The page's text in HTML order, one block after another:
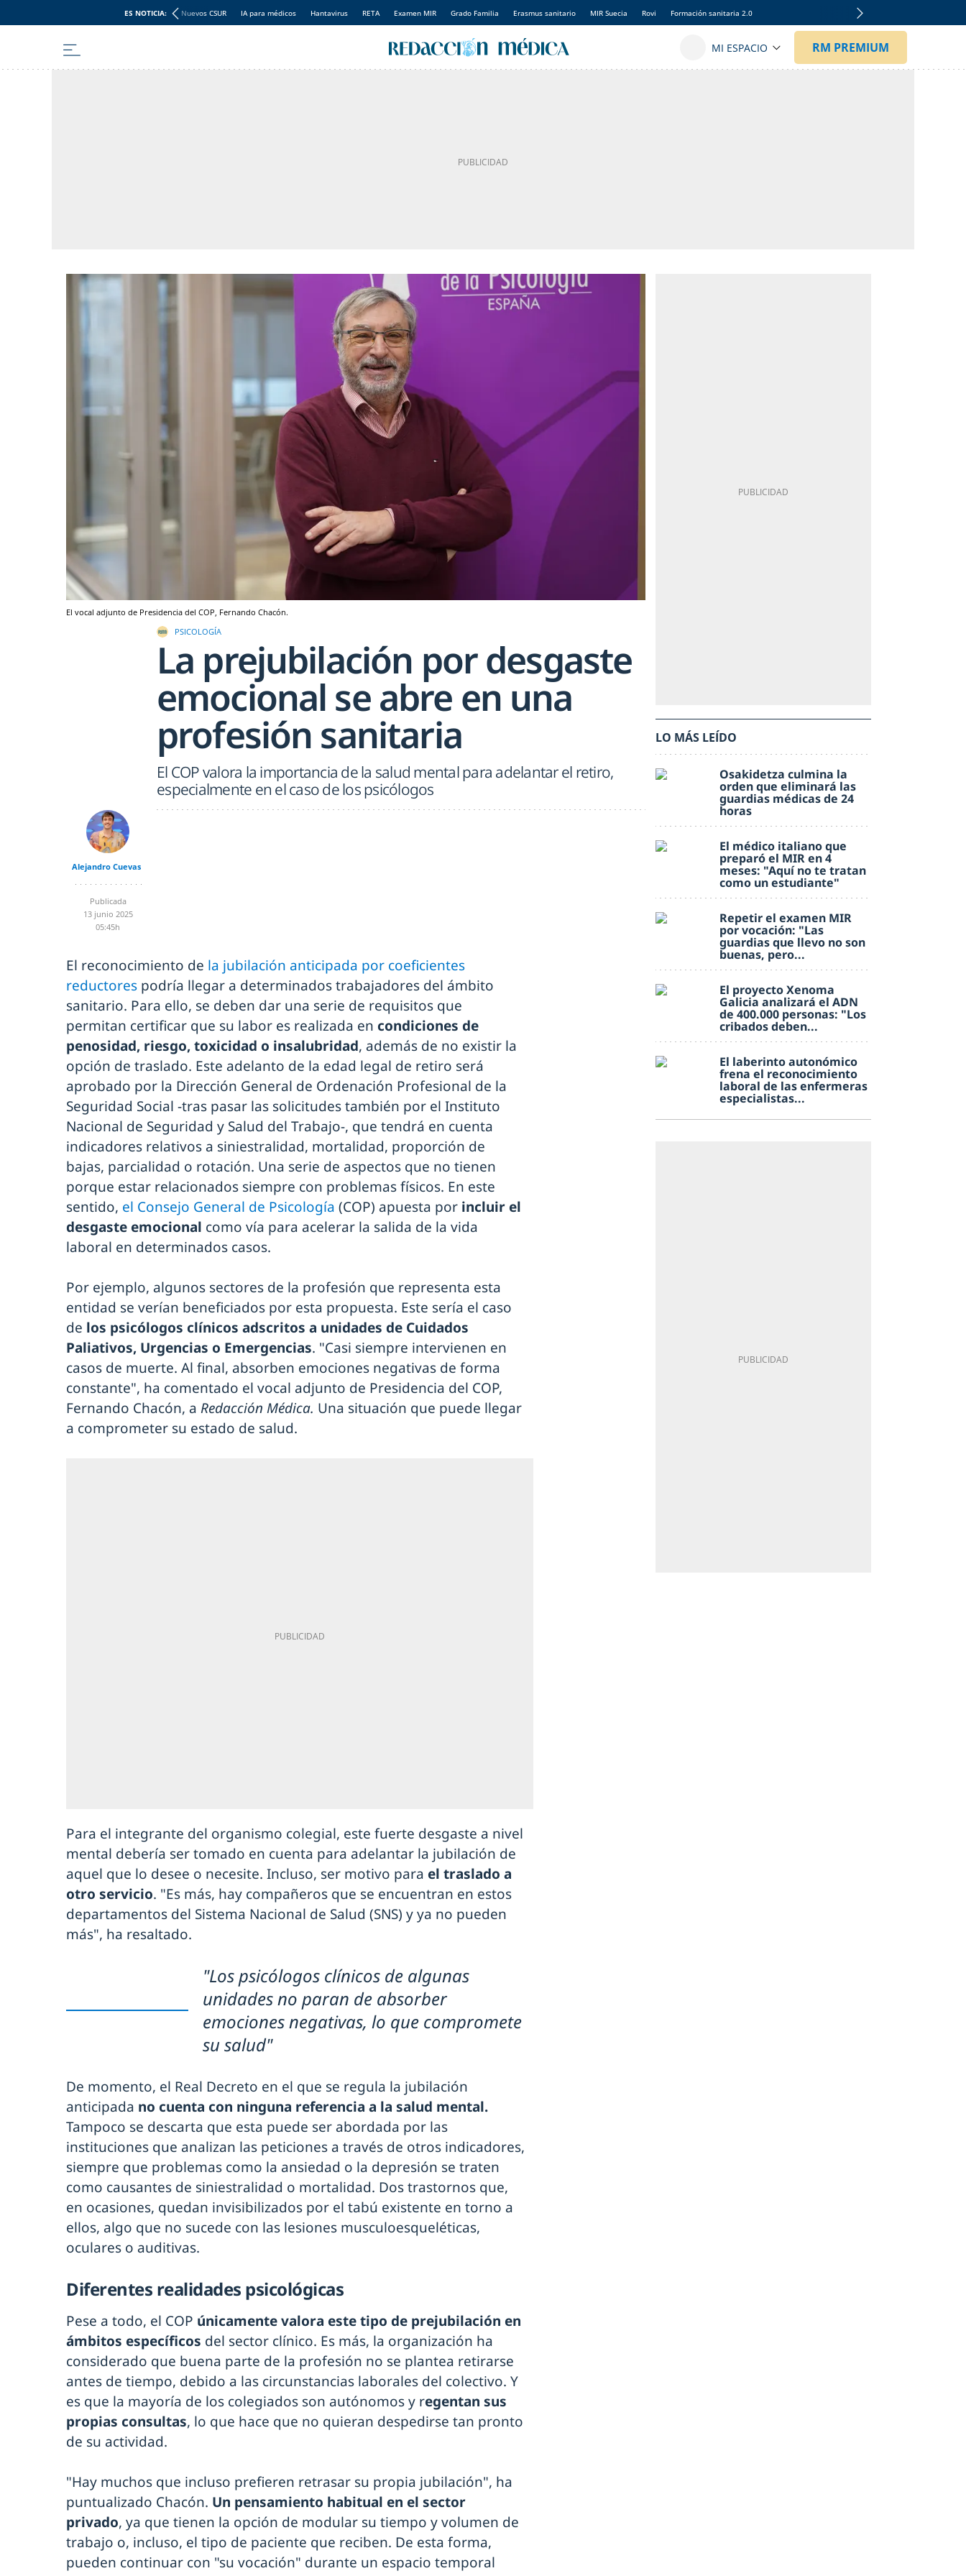
ES NOTICIA: Nuevos CSUR IA para médicos Hantavirus RETA Examen MIR Grado Familia Erasmus sanitario MIR Suecia Rovi Formación sanitaria 2.0
El vocal adjunto de Presidencia del COP, Fernando Chacón.
PSICOLOGÍA
La prejubilación por desgaste
emocional se abre en una
profesión sanitaria
El COP valora la importancia de la salud mental para adelantar el retiro,
especialmente en el caso de los psicólogos
Alejandro Cuevas
Publicada
13 junio 2025
05:45h
El reconocimiento de la jubilación anticipada por coeficientes
reductores podría llegar a determinados trabajadores del ámbito
sanitario. Para ello, se deben dar una serie de requisitos que
permitan certificar que su labor es realizada en condiciones de
penosidad, riesgo, toxicidad o insalubridad, además de no existir la
opción de traslado. Este adelanto de la edad legal de retiro será
aprobado por la Dirección General de Ordenación Profesional de la
Seguridad Social -tras pasar las solicitudes también por el Instituto
Nacional de Seguridad y Salud del Trabajo-, que tendrá en cuenta
indicadores relativos a siniestralidad, mortalidad, proporción de
bajas, parcialidad o rotación. Una serie de aspectos que no tienen
porque estar relacionados siempre con problemas físicos. En este
sentido, el Consejo General de Psicología (COP) apuesta por incluir el
desgaste emocional como vía para acelerar la salida de la vida
laboral en determinados casos.
Por ejemplo, algunos sectores de la profesión que representa esta
entidad se verían beneficiados por esta propuesta. Este sería el caso
de los psicólogos clínicos adscritos a unidades de Cuidados
Paliativos, Urgencias o Emergencias. "Casi siempre intervienen en
casos de muerte. Al final, absorben emociones negativas de forma
constante", ha comentado el vocal adjunto de Presidencia del COP,
Fernando Chacón, a Redacción Médica. Una situación que puede llegar
a comprometer su estado de salud.
Para el integrante del organismo colegial, este fuerte desgaste a nivel
mental debería ser tomado en cuenta para adelantar la jubilación de
aquel que lo desee o necesite. Incluso, ser motivo para el traslado a
otro servicio. "Es más, hay compañeros que se encuentran en estos
departamentos del Sistema Nacional de Salud (SNS) y ya no pueden
más", ha resaltado.
"Los psicólogos clínicos de algunas
unidades no paran de absorber
emociones negativas, lo que compromete
su salud"
De momento, el Real Decreto en el que se regula la jubilación
anticipada no cuenta con ninguna referencia a la salud mental.
Tampoco se descarta que esta puede ser abordada por las
instituciones que analizan las peticiones a través de otros indicadores,
siempre que problemas como la ansiedad o la depresión se traten
como causantes de siniestralidad o mortalidad. Dos trastornos que,
en ocasiones, quedan invisibilizados por el tabú existente en torno a
ellos, algo que no sucede con las lesiones musculoesqueléticas,
oculares o auditivas.
Diferentes realidades psicológicas
Pese a todo, el COP únicamente valora este tipo de prejubilación en
ámbitos específicos del sector clínico. Es más, la organización ha
considerado que buena parte de la profesión no se plantea retirarse
antes de tiempo, debido a las circunstancias laborales del colectivo. Y
es que la mayoría de los colegiados son autónomos y regentan sus
propias consultas, lo que hace que no quieran despedirse tan pronto
de su actividad.
"Hay muchos que incluso prefieren retrasar su propia jubilación", ha
puntualizado Chacón. Un pensamiento habitual en el sector
privado, ya que tienen la opción de modular su tiempo y volumen de
trabajo o, incluso, el tipo de paciente que reciben. De esta forma,
pueden continuar con "su vocación" durante un espacio temporal
LO MÁS LEÍDO
Osakidetza culmina la
orden que eliminará las
guardias médicas de 24
horas
El médico italiano que
preparó el MIR en 4
meses: "Aquí no te tratan
como un estudiante"
Repetir el examen MIR
por vocación: "Las
guardias que llevo no son
buenas, pero...
El proyecto Xenoma
Galicia analizará el ADN
de 400.000 personas: "Los
cribados deben...
El laberinto autonómico
frena el reconocimiento
laboral de las enfermeras
especialistas...